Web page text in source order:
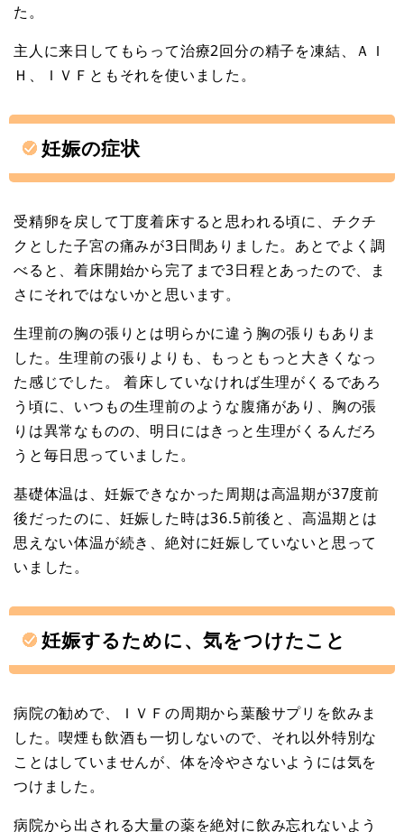
た。
主人に来日してもらって治療2回分の精子を凍結、ＡＩ
Ｈ、ＩＶＦともそれを使いました。
妊娠の症状
受精卵を戻して丁度着床すると思われる頃に、チクチ
クとした子宮の痛みが3日間ありました。あとでよく調
べると、着床開始から完了まで3日程とあったので、ま
さにそれではないかと思います。
生理前の胸の張りとは明らかに違う胸の張りもありま
した。生理前の張りよりも、もっともっと大きくなっ
た感じでした。 着床していなければ生理がくるであろ
う頃に、いつもの生理前のような腹痛があり、胸の張
りは異常なものの、明日にはきっと生理がくるんだろ
うと毎日思っていました。
基礎体温は、妊娠できなかった周期は高温期が37度前
後だったのに、妊娠した時は36.5前後と、高温期とは
思えない体温が続き、絶対に妊娠していないと思って
いました。
妊娠するために、気をつけたこと
病院の勧めで、ＩＶＦの周期から葉酸サプリを飲みま
した。喫煙も飲酒も一切しないので、それ以外特別な
ことはしていませんが、体を冷やさないようには気を
つけました。
病院から出される大量の薬を絶対に飲み忘れないよう